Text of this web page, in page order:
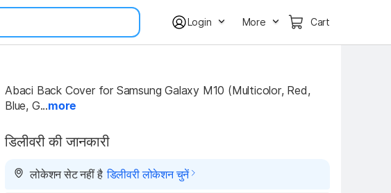
Login More Cart
Abaci Back Cover for Samsung Galaxy M10 (Multicolor, Red,
Blue, G...more
डिलीवरी की जानकारी
लोकेशन सेट नहीं है डिलीवरी लोकेशन चुनें